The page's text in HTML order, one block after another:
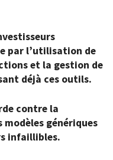
par l’utilisation de
et la gestion de
déjà ces outils.
contre la
génériques
infaillibles.